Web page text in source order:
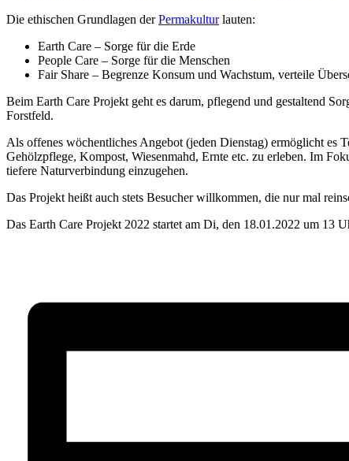
Die ethischen Grundlagen derPermakulturlauten:
Earth Care – Sorge für die Erde
People Care – Sorge für die Menschen
Fair Share – Begrenze Konsum und Wachstum, verteile
Beim Earth Care Projekt geht es darum, pflegend und gestaltend
Forstfeld.
Als offenes wöchentliches Angebot (jeden Dienstag) ermöglicht es
Gehölzpflege, Kompost, Wiesenmahd, Ernte etc. zu erleben. Im
tiefere Naturverbindung einzugehen.
Das Projekt heißt auch stets Besucher willkommen, die nur mal
Das Earth Care Projekt 2022 startet am Di, den 18.01.2022 um 13